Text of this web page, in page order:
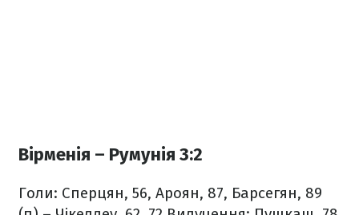
Вірменія – Румунія 3:2
Голи: Сперцян, 56, Ароян, 87, Барсегян, 89